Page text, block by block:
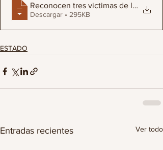
Reconocen tres victimas de los
Descargar • 295KB
ESTADO
Entradas recientes Ver todo